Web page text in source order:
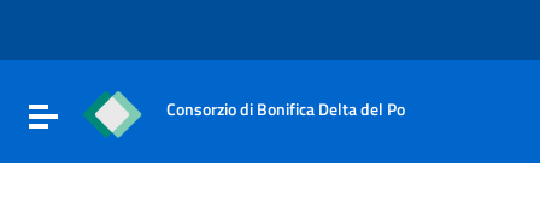
Vai al footer
Attiva / disattiva la navigazione
Consorzio di Bonifica Delta del Po